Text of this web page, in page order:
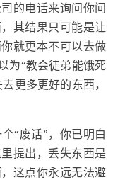
的电话来询问你问
其结果只可能是让
就更本不可以去做
为“教会徒弟能饿死
更多更好的东西，
“废话”，你已明白
提出，丢失东西是
这点你永远无法避